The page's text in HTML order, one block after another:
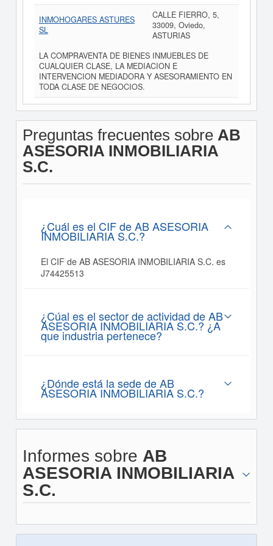
INMOHOGARES ASTURES
SL
CALLE FIERRO, 5,
33009, Oviedo,
ASTURIAS
LA COMPRAVENTA DE BIENES INMUEBLES DE
CUALQUIER CLASE, LA MEDIACION E
INTERVENCION MEDIADORA Y ASESORAMIENTO EN
TODA CLASE DE NEGOCIOS.
Preguntas frecuentes sobre AB
ASESORIA INMOBILIARIA
S.C.
¿Cuál es el CIF de AB ASESORIA
INMOBILIARIA S.C.?
El CIF de AB ASESORIA INMOBILIARIA S.C. es
J74425513
¿Cúal es el sector de actividad de AB
ASESORIA INMOBILIARIA S.C.? ¿A
que industria pertenece?
¿Dónde está la sede de AB
ASESORIA INMOBILIARIA S.C.?
Informes sobre AB
ASESORIA INMOBILIARIA
S.C.